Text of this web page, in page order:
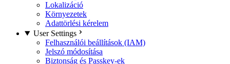
Lokalizáció
Környezetek
Adattörlési kérelem
User Settings
Felhasználói beállítások (IAM)
Jelszó módosítása
Biztonság és Passkey-ek